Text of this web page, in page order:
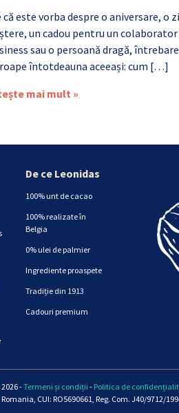
că este vorba despre o aniversare, o
un cadou pentru un colaborator
sau o persoană dragă,
întotdeauna aceeași: cum […]
mai mult »
De ce Leonidas
100% unt de cacao
100% realizate în
Belgia
0% ulei de palmier
Ingrediente proaspete
Tradiție din 1913
Cadouri premium
-Termeni și condiții - Politica de
CUI: RO5690661, Reg. Com. J40/9712/